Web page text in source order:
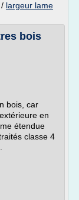
/ largeur lame
bois
bois, car
en
étendue
classe 4